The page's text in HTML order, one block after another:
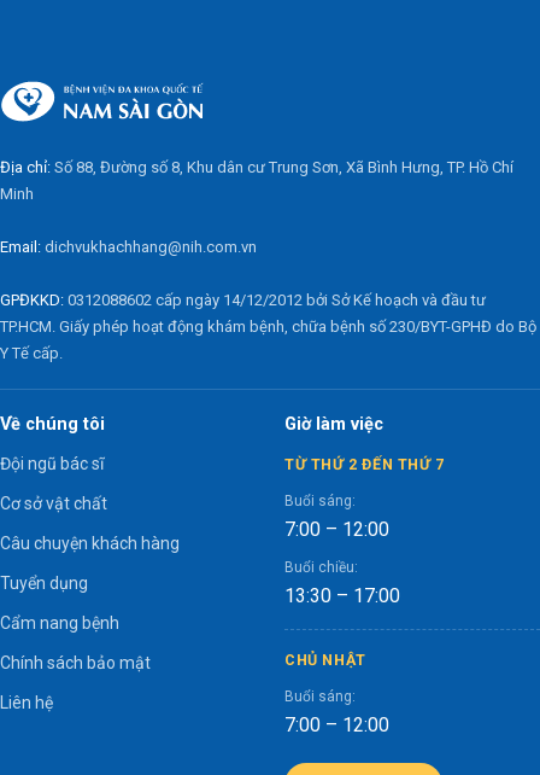
Địa chỉ: Số 88, Đường số 8, Khu dân cư Trung Sơn, Xã Bình Hưng, TP. Hồ Chí
Minh
Email: dichvukhachhang@nih.com.vn
GPĐKKD: 0312088602 cấp ngày 14/12/2012 bởi Sở Kế hoạch và đầu tư
TP.HCM. Giấy phép hoạt động khám bệnh, chữa bệnh số 230/BYT-GPHĐ do Bộ
Y Tế cấp.
Về chúng tôi
Đội ngũ bác sĩ
Cơ sở vật chất
Câu chuyện khách hàng
Tuyển dụng
Cẩm nang bệnh
Chính sách bảo mật
Liên hệ
Giờ làm việc
TỪ THỨ 2 ĐẾN THỨ 7
Buổi sáng:
7:00 – 12:00
Buổi chiều:
13:30 – 17:00
CHỦ NHẬT
Buổi sáng:
7:00 – 12:00